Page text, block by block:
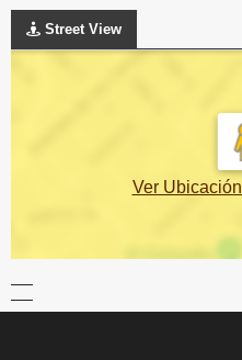
Street View
Ver Ubicación